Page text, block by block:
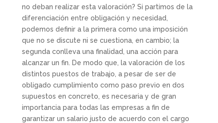
no deban realizar esta valoración? Si partimos de la
diferenciación entre obligación y necesidad,
podemos definir a la primera como una imposición
que no se discute ni se cuestiona, en cambio; la
segunda conlleva una finalidad, una acción para
alcanzar un fin. De modo que, la valoración de los
distintos puestos de trabajo, a pesar de ser de
obligado cumplimiento como paso previo en dos
supuestos en concreto, es necesaria y de gran
importancia para todas las empresas a fin de
garantizar un salario justo de acuerdo con el cargo